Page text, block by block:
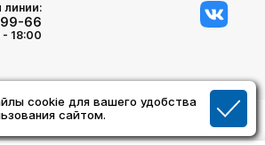
cookie для вашего удобства
сайтом.
линии:
66
18:00